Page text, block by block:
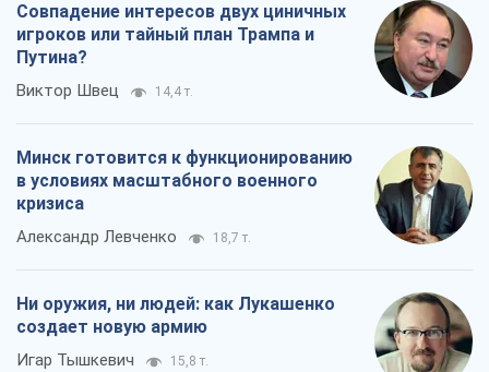
Совпадение интересов двух циничных
игроков или тайный план Трампа и
Путина?
Виктор Швец 14,4 т.
Минск готовится к функционированию
в условиях масштабного военного
кризиса
Александр Левченко 18,7 т.
Ни оружия, ни людей: как Лукашенко
создает новую армию
Игар Тышкевич 15,8 т.